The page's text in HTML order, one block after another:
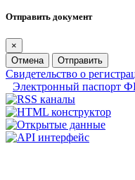
Отправить документ
×
Отмена
Отправить
Свидетельство о
Электронный паспорт